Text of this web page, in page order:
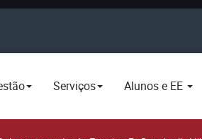
Serviços Alunos e EE